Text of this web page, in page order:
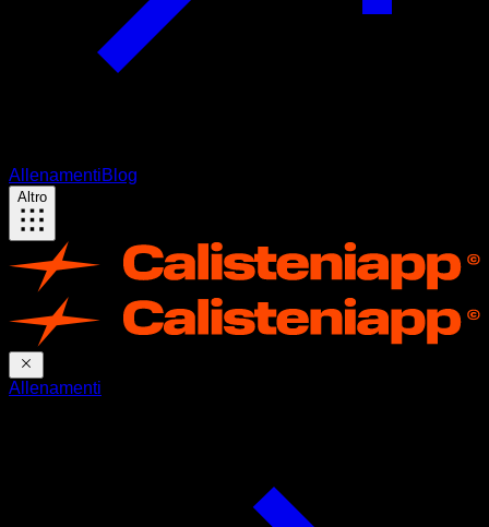
AllenamentiBlog
Altro
Allenamenti